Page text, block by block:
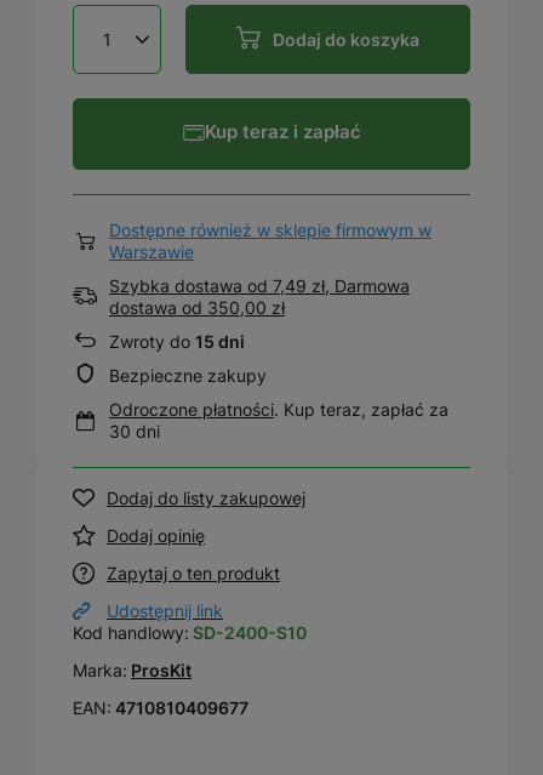
Dodaj do koszyka
Kup teraz i zapłać
Dostępne również w sklepie firmowym w
Warszawie
Szybka dostawa od 7,49 zł, Darmowa
dostawa od 350,00 zł
Zwroty do 15 dni
Bezpieczne zakupy
Odroczone płatności. Kup teraz, zapłać za
30 dni
Dodaj do listy zakupowej
Dodaj opinię
Zapytaj o ten produkt
Udostępnij link
Kod handlowy: SD-2400-S10
Marka: ProsKit
EAN: 4710810409677